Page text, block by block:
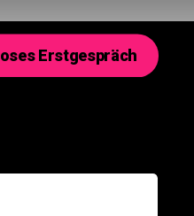
oses Erstgespräch